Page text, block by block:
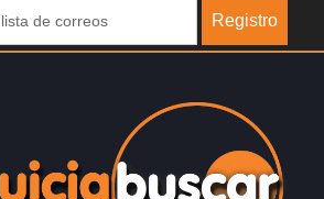
Registro